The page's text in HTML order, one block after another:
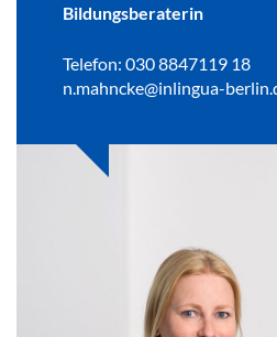
Bildungsberaterin
Telefon: 030 8847119 18
n.mahncke@inlingua-